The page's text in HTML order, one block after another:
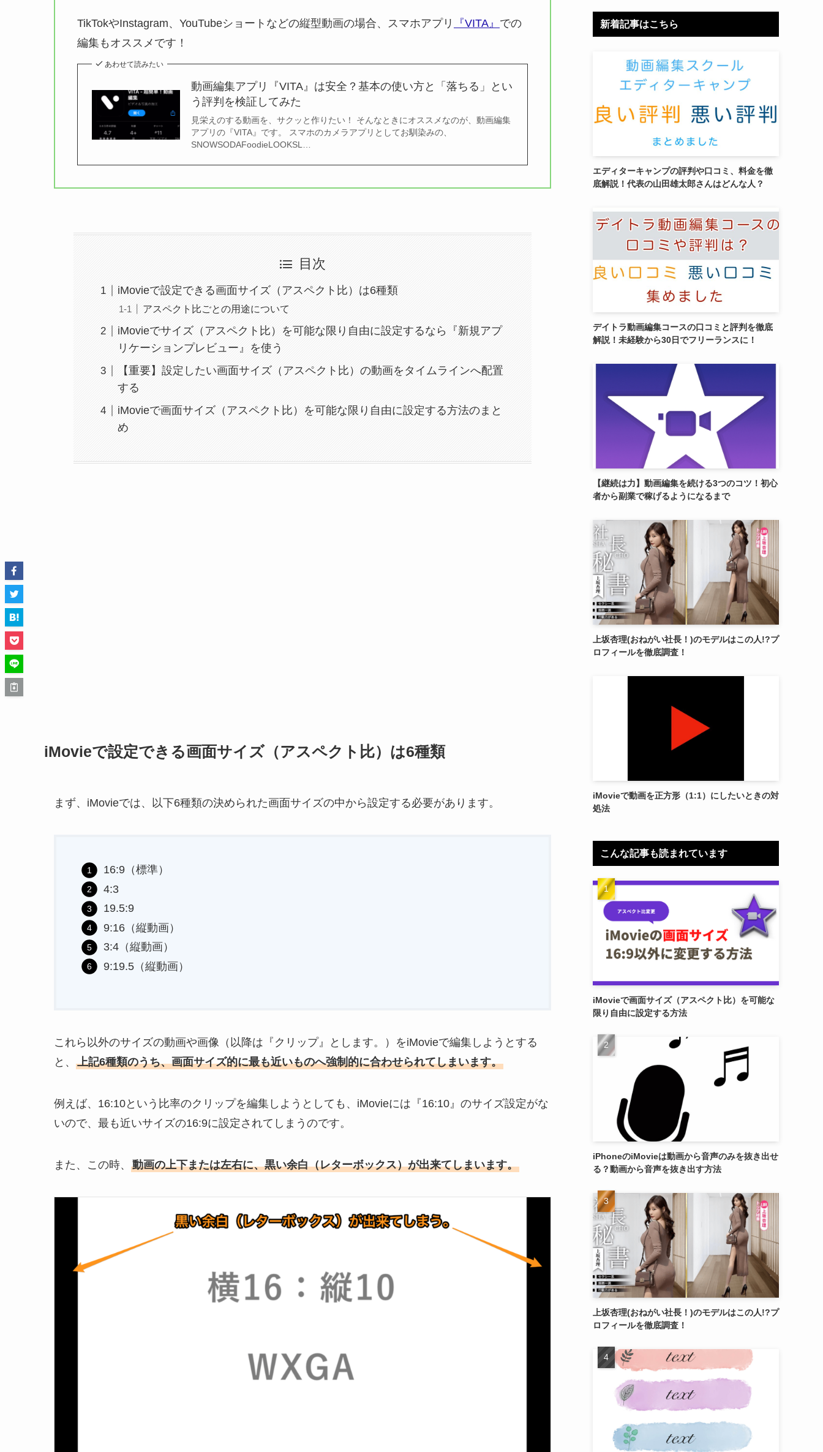
TikTokやInstagram、YouTubeショートなどの縦型動画の場合、スマホアプリ 『VITA』 での
編集もオススメです！
あわせて読みたい
動画編集アプリ『VITA』は安全？基本の使い方と「落ちる」とい
う評判を検証してみた
見栄えのする動画を、サクッと作りたい！ そんなときにオススメなのが、動画編集
アプリの『VITA』です。 スマホのカメラアプリとしてお馴染みの、
SNOWSODAFoodieLOOKSL…
目次
iMovieで設定できる画面サイズ（アスペクト比）は6種類
アスペクト比ごとの用途について
iMovieでサイズ（アスペクト比）を可能な限り自由に設定するなら『新規アプ
リケーションプレビュー』を使う
【重要】設定したい画面サイズ（アスペクト比）の動画をタイムラインへ配置
する
iMovieで画面サイズ（アスペクト比）を可能な限り自由に設定する方法のまと
め
iMovieで設定できる画面サイズ（アスペクト比）は6種類
まず、iMovieでは、以下6種類の決められた画面サイズの中から設定する必要があります。
16:9（標準）
4:3
19.5:9
9:16（縦動画）
3:4（縦動画）
9:19.5（縦動画）
これら以外のサイズの動画や画像（以降は『クリップ』とします。）をiMovieで編集しようとする
と、 上記6種類のうち、画面サイズ的に最も近いものへ強制的に合わせられてしまいます。
例えば、16:10という比率のクリップを編集しようとしても、iMovieには『16:10』のサイズ設定がな
いので、最も近いサイズの16:9に設定されてしまうのです。
また、この時、 動画の上下または左右に、黒い余白（レターボックス）が出来てしまいます。
新着記事はこちら
エディターキャンプの評判や口コミ、料金を徹
底解説！代表の山田雄太郎さんはどんな人？
デイトラ動画編集コースの口コミと評判を徹底
解説！未経験から30日でフリーランスに！
【継続は力】動画編集を続ける3つのコツ！初心
者から副業で稼げるようになるまで
上坂杏理(おねがい社長！)のモデルはこの人!?プ
ロフィールを徹底調査！
iMovieで動画を正方形（1:1）にしたいときの対
処法
こんな記事も読まれています
iMovieで画面サイズ（アスペクト比）を可能な
限り自由に設定する方法
iPhoneのiMovieは動画から音声のみを抜き出せ
る？動画から音声を抜き出す方法
上坂杏理(おねがい社長！)のモデルはこの人!?プ
ロフィールを徹底調査！